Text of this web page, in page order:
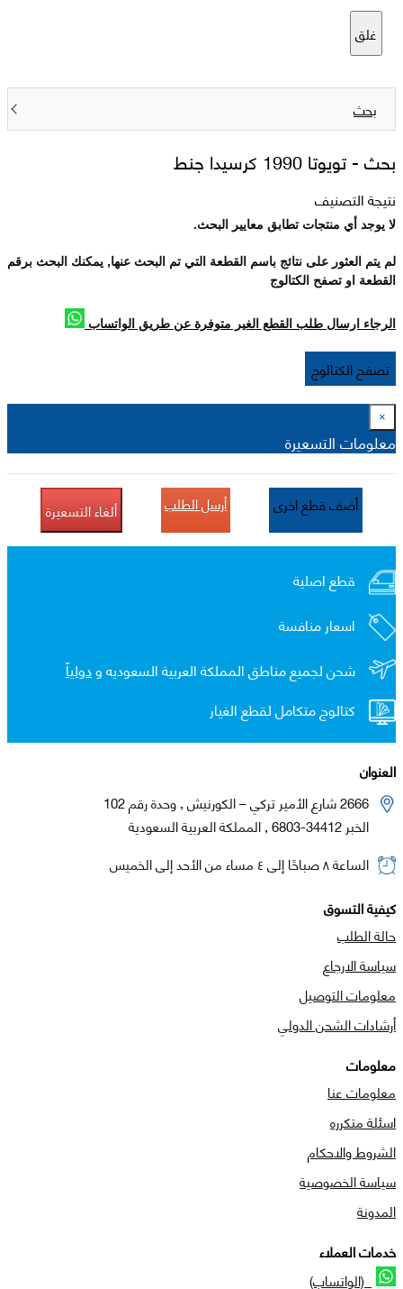
غلق
بحث
بحث -تويوتا 1990 كرسيدا جنط
نتيجة التصنيف
لا يوجد أي منتجات تطابق معايير البحث.
لم يتم العثور على نتائج باسم القطعة التي تم البحث عنها, يمكنك البحث برقم
القطعة او تصفح الكتالوج
الرجاء ارسال طلب القطع الغير متوفرة عن طريق الواتساب
تصفح الكتالوج
×
معلومات التسعيرة
أضف قطع اخرى أرسل الطلب ألغاء التسعيرة
قطع اصلية
اسعار منافسة
شحن لجميع مناطق المملكة العربية السعوديه ودولياً
كتالوج متكامل لقطع الغيار
العنوان
2666 شارع الأمير تركي – الكورنيش , وحدة رقم 102
الخبر 34412-6803 , المملكة العربية السعودية
الساعة ٨ صباحًا إلى ٤ مساء من الأحد إلى الخميس
كيفية التسوق
حالة الطلب
سياسة الارجاع
معلومات التوصيل
أرشادات الشحن الدولي
معلومات
معلومات عنا
اسئلة متكرره
الشروط والاحكام
سياسة الخصوصية
المدونة
خدمات العملاء
(الواتساب)